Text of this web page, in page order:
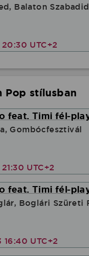
Balaton
UTC+2
Pop stílusban
feat. Timi fél-
Gombócfesztivál
UTC+2
feat. Timi fél-
Boglári Szüreti
UTC+2